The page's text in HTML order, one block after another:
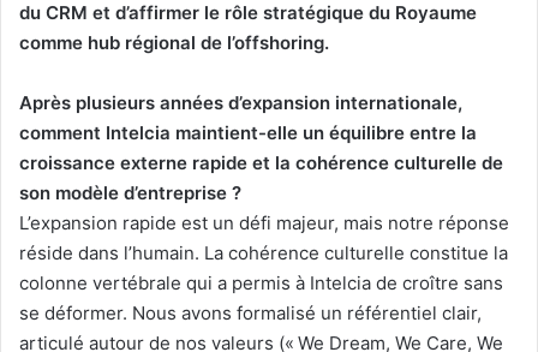
du CRM et d’affirmer le rôle stratégique du Royaume
comme hub régional de l’offshoring.
Après plusieurs années d’expansion internationale,
comment Intelcia maintient-elle un équilibre entre la
croissance externe rapide et la cohérence culturelle de
son modèle d’entreprise ?
L’expansion rapide est un défi majeur, mais notre réponse
réside dans l’humain. La cohérence culturelle constitue la
colonne vertébrale qui a permis à Intelcia de croître sans
se déformer. Nous avons formalisé un référentiel clair,
articulé autour de nos valeurs (« We Dream, We Care, We